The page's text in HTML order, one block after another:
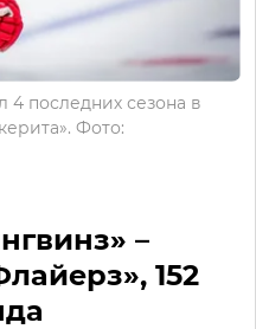
последних сезона в
Фото:
–
152